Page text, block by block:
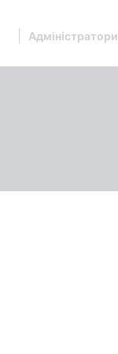
Адміністратори